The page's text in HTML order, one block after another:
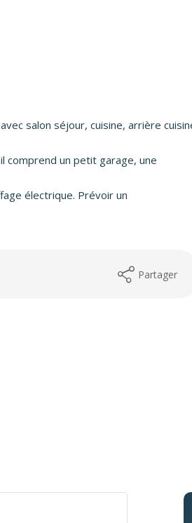
salon séjour, cuisine, arrière
comprend un petit garage, une
électrique. Prévoir un
Partager